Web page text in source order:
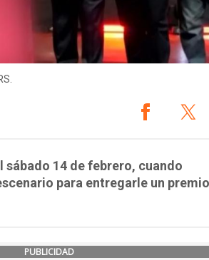
sábado 14 de febrero, cuando
para entregarle un
PUBLICIDAD